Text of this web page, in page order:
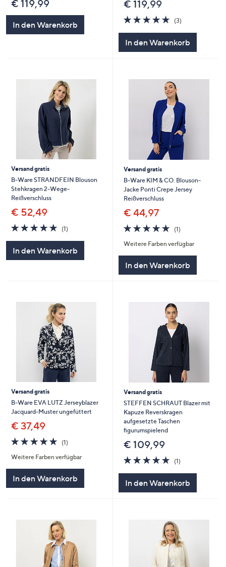
€ 119,99
In den Warenkorb
€ 119,99
4.7
von
(3)3
In den Warenkorb
Versand gratis
B-Ware STRANDFEIN Blouson
Stehkragen 2-Wege-
Reißverschluss
€ 52,49
5.0
von
(1)1
In den Warenkorb
Versand gratis
B-Ware KIM & CO. Blouson-
Jacke Ponti Crepe Jersey
Reißverschluss
€ 44,97
5.0
von
5
(1)1
Weitere Farben verfügbar
In den Warenkorb
Versand gratis
B-Ware EVA LUTZ Jerseyblazer
Jacquard-Muster ungefüttert
€ 37,49
5.0
von
5
(1)1
Weitere Farben verfügbar
In den Warenkorb
Versand gratis
STEFFEN SCHRAUT Blazer mit
Kapuze Reverskragen
aufgesetzte Taschen
figurumspielend
€ 109,99
5.0
von
(1)1
In den Warenkorb